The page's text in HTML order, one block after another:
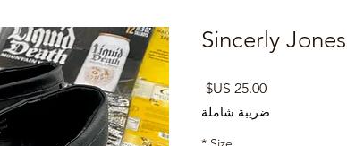
Sincerly
السعر
ضريبة شاملة